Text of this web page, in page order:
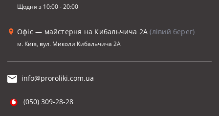
Щодня з 10:00 - 20:00
Офіс — майстерня на Кибальчича 2А(лівий берег)
м. Київ, вул. Миколи Кибальчича 2А
info@proroliki.com.ua
(050) 309-28-28